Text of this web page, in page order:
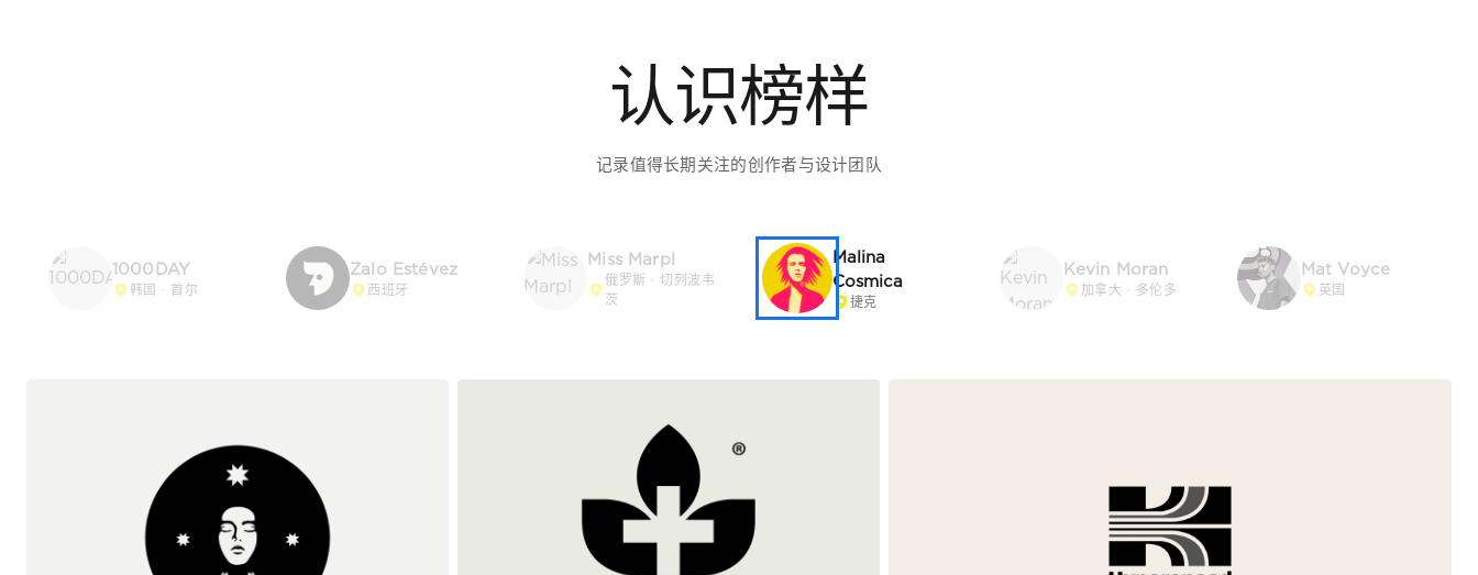
认识榜样
记录值得长期关注的创作者与设计团队
1000DAY
韩国 · 首尔
Zalo Estévez
西班牙
Miss Marpl
俄罗斯 · 切列波韦
茨
Malina
Cosmica
捷克
Kevin Moran
加拿大 · 多伦多
Mat Voyce
英国